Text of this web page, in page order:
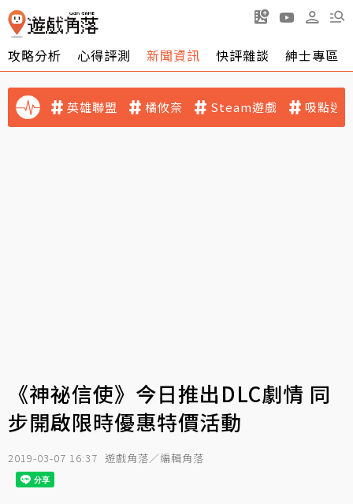
攻略分析 心得評測 新聞資訊 快評雜談 紳士專區
英雄聯盟 橘攸奈 Steam遊戲 吸點迷
《神祕信使》今日推出DLC劇情 同
步開啟限時優惠特價活動
2019-03-07 16:37 遊戲角落／編輯角落